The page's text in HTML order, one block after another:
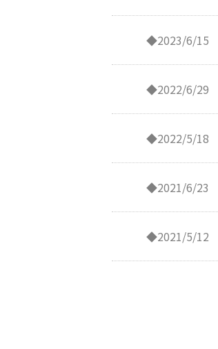
◆2023/6/15
◆2022/6/29
◆2022/5/18
◆2021/6/23
◆2021/5/12